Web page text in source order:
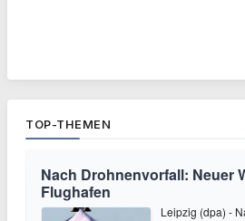
TOP-THEMEN
Nach Drohnenvorfall: Neuer
Flughafen
Leipzig (dpa) -